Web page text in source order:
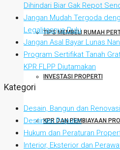
TIPS MEMBELI RUMAH
INVESTASI PROPERTI
KPR DAN PEMBIAYAAN
Dihindari Biar Gak Repot
Jangan Mudah Tergoda
Legalitasnya Dulu
Jangan Asal Bayar Lunas
Program Sertifikat Tanah
KPR FLPP Diutamakan
Kategori
Desain, Bangun dan
Destinasi Populer
Hukum dan Peraturan
Interior, Eksterior dan